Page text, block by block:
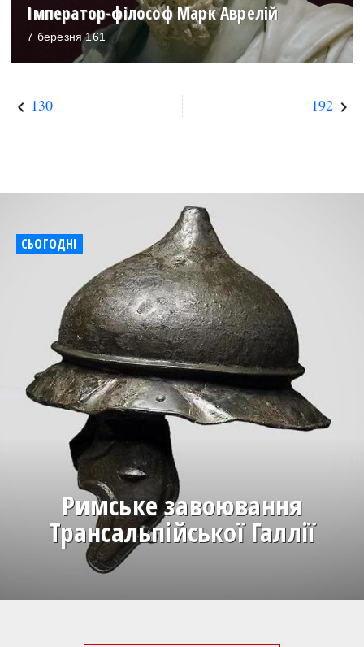
Імператор-філософ Марк Аврелій
7 березня 161
keyboard_arrow_left 130 192 keyboard_arrow_right
СЬОГОДНІ
Римське завоювання
Трансальпійської Галлії